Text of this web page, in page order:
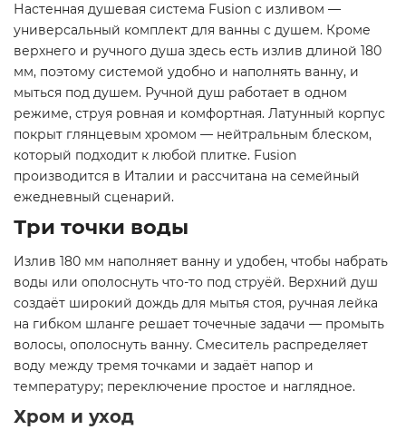
Настенная душевая система Fusion с изливом —
универсальный комплект для ванны с душем. Кроме
верхнего и ручного душа здесь есть излив длиной 180
мм, поэтому системой удобно и наполнять ванну, и
мыться под душем. Ручной душ работает в одном
режиме, струя ровная и комфортная. Латунный корпус
покрыт глянцевым хромом — нейтральным блеском,
который подходит к любой плитке. Fusion
производится в Италии и рассчитана на семейный
ежедневный сценарий.
Три точки воды
Излив 180 мм наполняет ванну и удобен, чтобы набрать
воды или ополоснуть что-то под струёй. Верхний душ
создаёт широкий дождь для мытья стоя, ручная лейка
на гибком шланге решает точечные задачи — промыть
волосы, ополоснуть ванну. Смеситель распределяет
воду между тремя точками и задаёт напор и
температуру; переключение простое и наглядное.
Хром и уход